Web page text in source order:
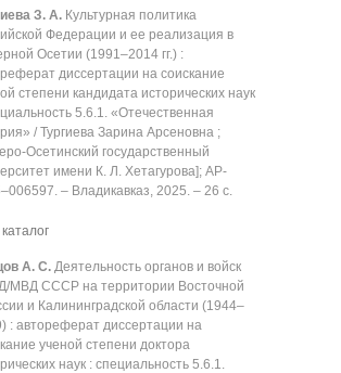
З. А. Культурная политика
Федерации и ее реализация в
Осетии (1991‒2014 гг.) :
диссертации на соискание
степени кандидата исторических наук
5.6.1. «Отечественная
/ Тургиева Зарина Арсеновна ;
Осетинский государственный
имени К. Л. Хетагурова]; АР-
‒ Владикавказ, 2025. ‒ 26 с.
А. С. Деятельность органов и войск
МВД СССР на территории Восточной
и Калининградской области (1944‒
: автореферат диссертации на
ученой степени доктора
наук : специальность 5.6.1.